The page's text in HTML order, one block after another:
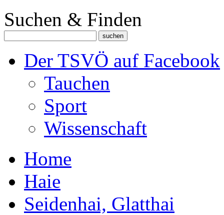
Suchen & Finden
Der TSVÖ auf Facebook
Tauchen
Sport
Wissenschaft
Home
Haie
Seidenhai, Glatthai